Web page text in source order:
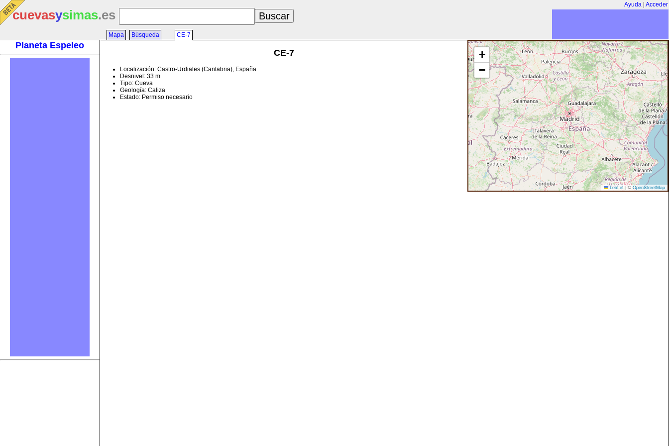
Ayuda Acceder
cuevasysimas.es
Planeta Espeleo
Mapa Búsqueda CE-7
+
−
Leaflet | © OpenStreetMap
CE-7
Localización: Castro-Urdiales (Cantabria), España
Desnivel: 33 m
Tipo: Cueva
Geología: Caliza
Estado: Permiso necesario